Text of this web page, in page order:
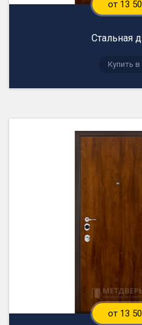
от 13
Стальная
от 13